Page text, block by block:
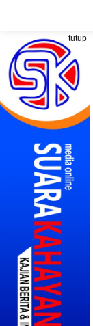
Langsung
konten
tutup